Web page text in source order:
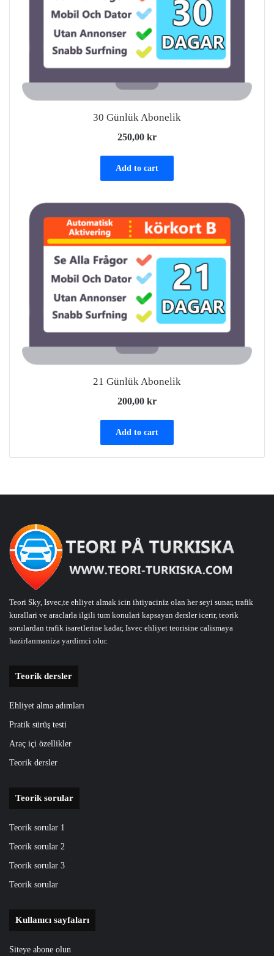
30 Günlük Abonelik
250,00 kr
Add to cart
21 Günlük Abonelik
200,00 kr
Add to cart
Teori Sky, Isvec,te ehliyet almak icin ihtiyaciniz olan her seyi sunar, trafik
kurallari ve araclarla ilgili tum konulari kapsayan dersler icerir, teorik
sorulardan trafik isaretlerine kadar, Isvec ehliyet teorisine calismaya
hazirlanmaniza yardimci olur.
Teorik dersler
Ehliyet alma adımları
Pratik sürüş testi
Araç içi özellikler
Teorik dersler
Teorik sorular
Teorik sorular 1
Teorik sorular 2
Teorik sorular 3
Teorik sorular
Kullanıcı sayfaları
Siteye abone olun